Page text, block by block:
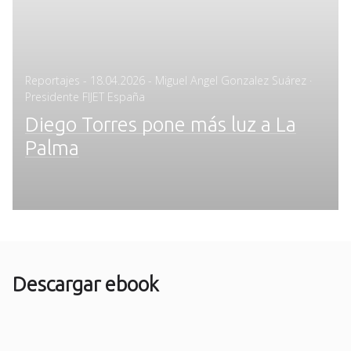
Reportajes - Posted
on
18.04.2026 - Miguel Angel Gonzalez Suárez ·
Presidente FIJET España
Diego Torres pone más luz a La
Palma
Descargar ebook